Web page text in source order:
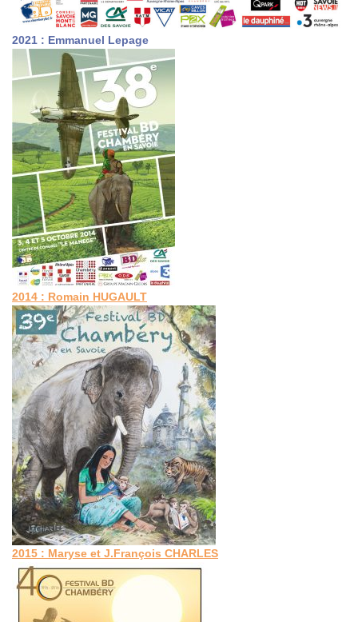
2021 : Emmanuel Lepage
2014 : Romain HUGAULT
2015 : Maryse et J.François CHARLES